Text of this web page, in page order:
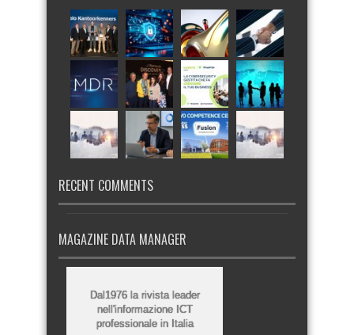
RECENT COMMENTS
MAGAZINE DATA MANAGER
Dal1976 la rivista leader
nell'informazione ICT
professionale in Italia